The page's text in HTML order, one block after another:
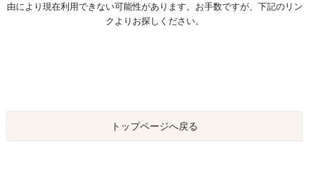
由により現在利用できない可能性があります。お手数ですが、下記のリン
クよりお探しください。
トップページへ戻る